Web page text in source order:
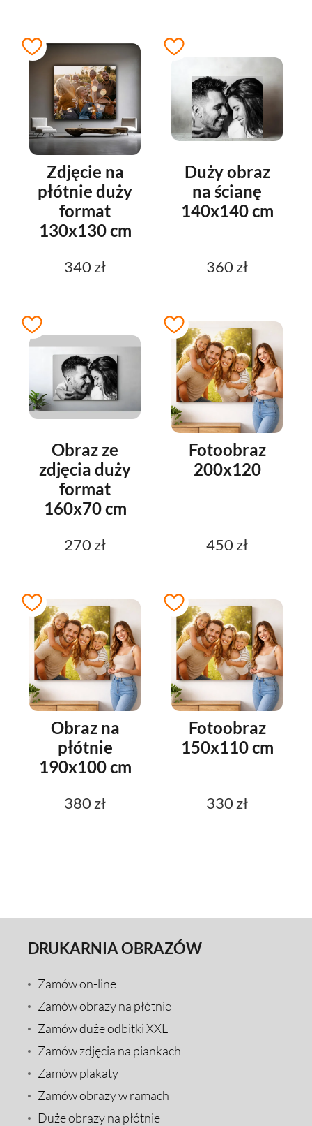
Zdjęcie na
płótnie duży
format
130x130 cm
340 zł
Duży obraz
na ścianę
140x140 cm
360 zł
Obraz ze
zdjęcia duży
format
160x70 cm
270 zł
Fotoobraz
200x120
450 zł
Obraz na
płótnie
190x100 cm
380 zł
Fotoobraz
150x110 cm
330 zł
DRUKARNIA OBRAZÓW
Zamów on-line
Zamów obrazy na płótnie
Zamów duże odbitki XXL
Zamów zdjęcia na piankach
Zamów plakaty
Zamów obrazy w ramach
Duże obrazy na płótnie